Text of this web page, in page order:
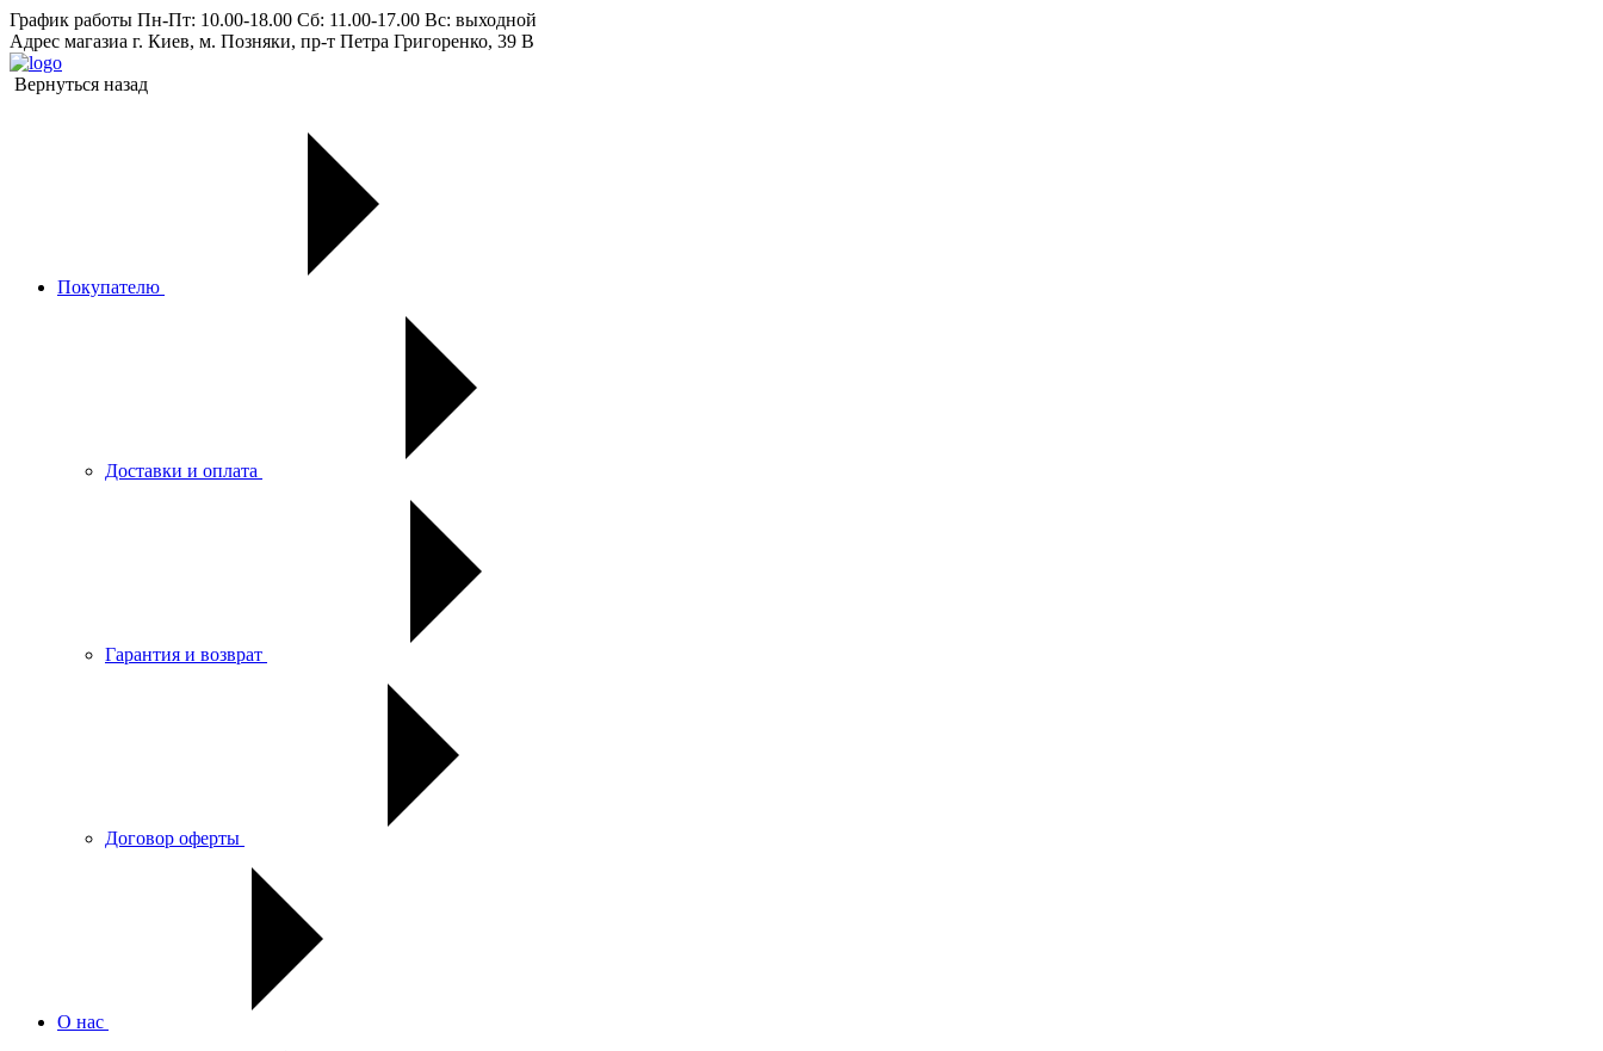
График работы Пн-Пт: 10.00-18.00 Сб: 11.00-17.00 Вс: выходной
Адрес магазиа г. Киев, м. Позняки, пр-т Петра Григоренко, 39 В
Вернуться назад
Покупателю
Доставки и оплата
Гарантия и возврат
Договор оферты
О нас